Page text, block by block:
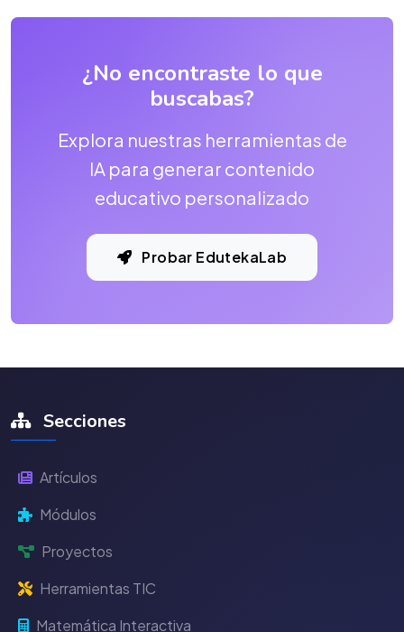
¿No encontraste lo que
buscabas?
Explora nuestras herramientas de
IA para generar contenido
educativo personalizado
Probar EdutekaLab
Secciones
Artículos
Módulos
Proyectos
Herramientas TIC
Matemática Interactiva